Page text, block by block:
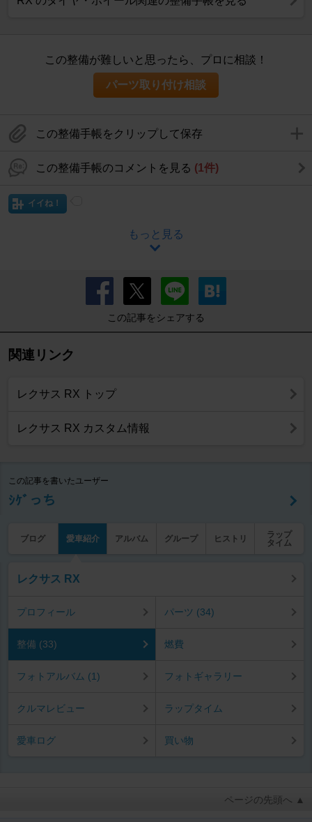
この整備が難しいと思ったら、プロに相談！
パーツ取り付け相談
この整備手帳をクリップして保存
この整備手帳のコメントを見る (1件)
イイね！
もっと見る
この記事をシェアする
関連リンク
レクサス RX トップ
レクサス RX カスタム情報
この記事を書いたユーザー
ｼｹﾞっち
ブログ 愛車紹介 アルバム グループ ヒストリ
ラップ
タイム
レクサス RX
プロフィール パーツ (34)
整備 (33) 燃費
フォトアルバム (1) フォトギャラリー
クルマレビュー ラップタイム
愛車ログ 買い物
ページの先頭へ ▲